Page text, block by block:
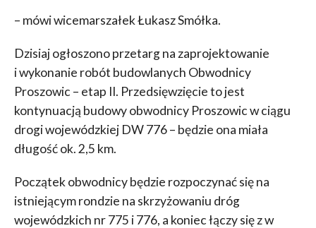
– mówi wicemarszałek Łukasz Smółka.
Dzisiaj ogłoszono przetarg na zaprojektowanie
i wykonanie robót budowlanych Obwodnicy
Proszowic – etap II. Przedsięwzięcie to jest
kontynuacją budowy obwodnicy Proszowic w ciągu
drogi wojewódzkiej DW 776 – będzie ona miała
długość ok. 2,5 km.
Początek obwodnicy będzie rozpoczynać się na
istniejącym rondzie na skrzyżowaniu dróg
wojewódzkich nr 775 i 776, a koniec łączy się z w